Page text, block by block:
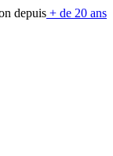
depuis + de 20 ans